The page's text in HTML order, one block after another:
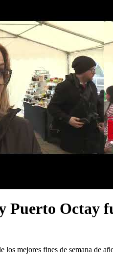
Puerto Octay
los mejores fines de semana de